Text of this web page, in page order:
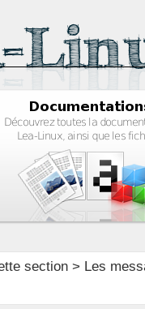
section> Les